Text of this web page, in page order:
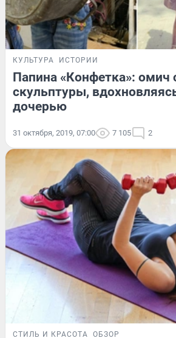
КУЛЬТУРА ИСТОРИИ
Папина «Конфетка»: омич
скульптуры,
дочерью
31 октября, 2019, 07:00 7 105 2
СТИЛЬ И КРАСОТА ОБЗОР